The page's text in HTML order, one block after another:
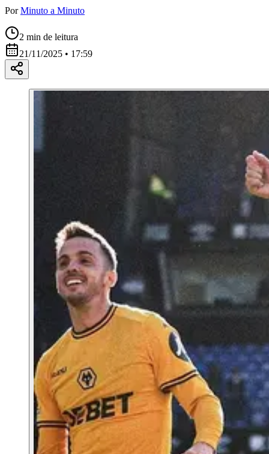
Por Minuto a Minuto
2 min de leitura
21/11/2025 • 17:59